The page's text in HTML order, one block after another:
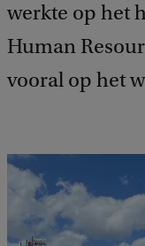
werkte op het
Human
vooral op het